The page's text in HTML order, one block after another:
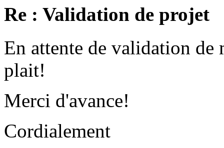
Re : Validation de projet
En attente de validation de
plait!
Merci d'avance!
Cordialement